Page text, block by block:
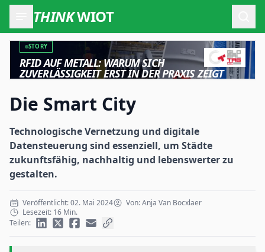
THINKWIOT
STORY
RFID AUF METALL: WARUM SICH
ZUVERLÄSSIGKEIT ERST IN DER PRAXIS ZEIGT
Die Smart City
Technologische Vernetzung und digitale
Datensteuerung sind essenziell, um Städte
zukunftsfähig, nachhaltig und lebenswerter zu
gestalten.
Veröffentlicht: 02. Mai 2024
Von: Anja Van Bocxlaer
Lesezeit: 16 Min.
Teilen: